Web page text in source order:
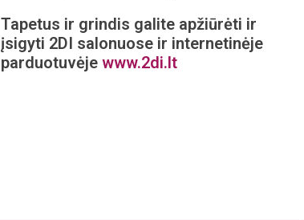
Tapetus ir grindis galite apžiūrėti ir
įsigyti 2DI salonuose ir internetinėje
parduotuvėje www.2di.lt